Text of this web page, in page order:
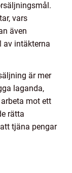
vars
även
av intäkterna
är mer
laganda,
mot ett
rätta
tjäna pengar